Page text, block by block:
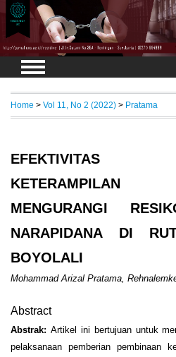
Home > Vol 11, No 2 (2022) > Pratama
EFEKTIVITAS
MENGURANGI
NARAPIDANA DI
BOYOLALI
Mohammad Arizal Pratama,
Abstract
Abstrak: Artikel ini bertujuan untuk
pelaksanaan pemberian pembinaan